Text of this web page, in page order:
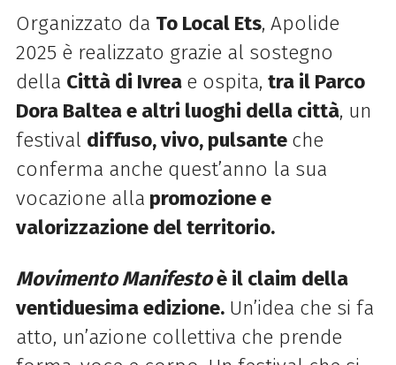
Organizzato da To Local Ets, Apolide
2025 è realizzato grazie al sostegno
della Città di Ivrea e ospita, tra il Parco
Dora Baltea e altri luoghi della città, un
festival diffuso, vivo, pulsante che
conferma anche quest’anno la sua
vocazione alla promozione e
valorizzazione del territorio.
Movimento Manifestoè il claim della
ventiduesima edizione. Un’idea che si fa
atto, un’azione collettiva che prende